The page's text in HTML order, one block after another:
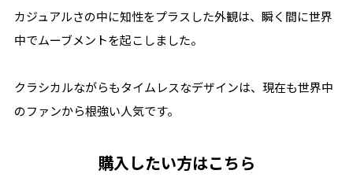
カジュアルさの中に知性をプラスした外観は、瞬く間に世界
中でムーブメントを起こしました。
クラシカルながらもタイムレスなデザインは、現在も世界中
のファンから根強い人気です。
購入したい方はこちら